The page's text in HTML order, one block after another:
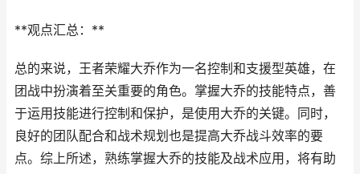
**观点汇总：**
总的来说，王者荣耀大乔作为一名控制和支援型英雄，在
团战中扮演着至关重要的角色。掌握大乔的技能特点，善
于运用技能进行控制和保护，是使用大乔的关键。同时，
良好的团队配合和战术规划也是提高大乔战斗效率的要
点。综上所述，熟练掌握大乔的技能及战术应用，将有助